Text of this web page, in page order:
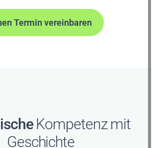
Termin vereinbaren
Kompetenz mit
Geschichte